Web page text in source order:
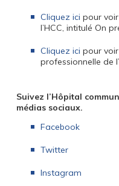
Cliquez ici pour
l’HCC, intitulé On
Cliquez ici pour
professionnelle de
Suivez l’Hôpital
médias sociaux.
Facebook
Twitter
Instagram